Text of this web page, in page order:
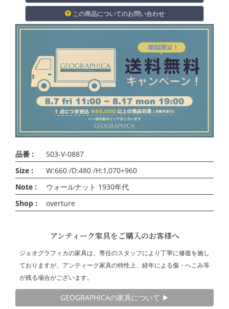
この商品についてのお問い合わせ
品番 :
503-V-0887
Size :
W:660 /D:480 /H:1,070+960
Note :
ウォールナット 1930年代
Shop :
overture
アンティーク家具をご購入のお客様へ
ジェオグラフィカの家具は、専任のスタッフにより丁寧に修復を施し
ておりますが、アンティーク家具の特性上、経年による傷・へこみ等
が残る場合がございます。
GEOGRAPHICAの家具について ▶︎